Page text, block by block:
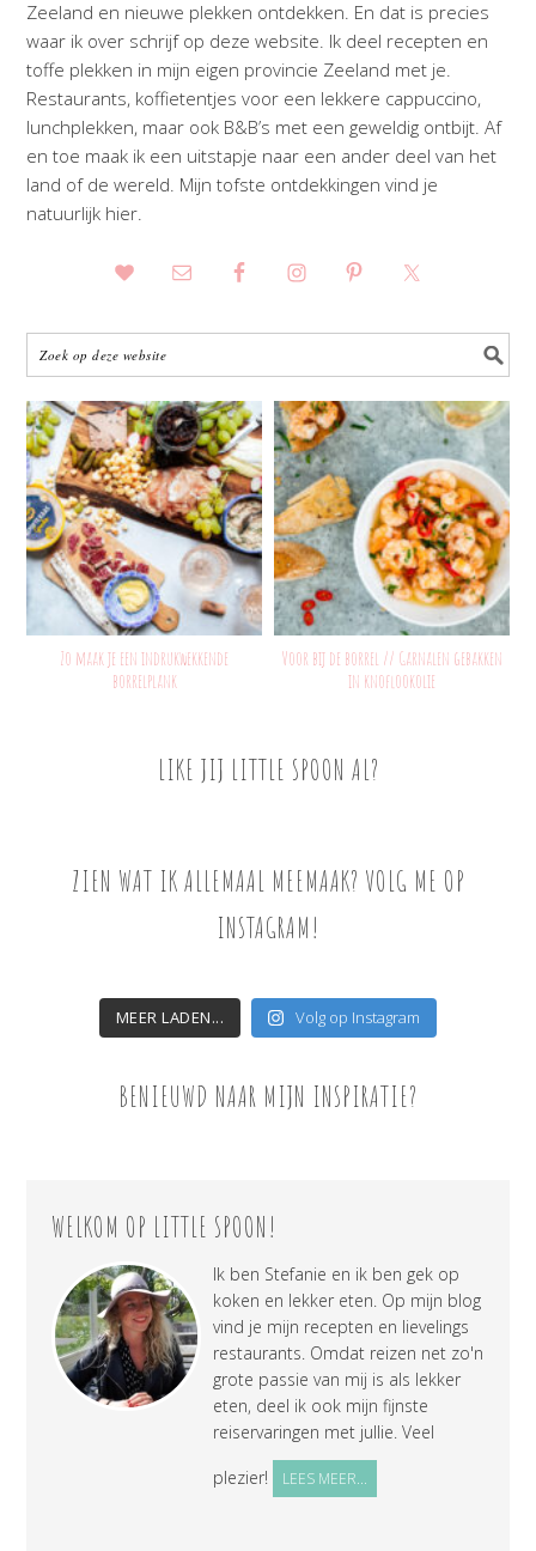
Zeeland en nieuwe plekken ontdekken. En dat is precies
waar ik over schrijf op deze website. Ik deel recepten en
toffe plekken in mijn eigen provincie Zeeland met je.
Restaurants, koffietentjes voor een lekkere cappuccino,
lunchplekken, maar ook B&B’s met een geweldig ontbijt. Af
en toe maak ik een uitstapje naar een ander deel van het
land of de wereld. Mijn tofste ontdekkingen vind je
natuurlijk hier.
Zo maak je een indrukwekkende
borrelplank
Voor bij de borrel // Garnalen gebakken
in knoflookolie
LIKE JIJ LITTLE SPOON AL?
ZIEN WAT IK ALLEMAAL MEEMAAK? VOLG ME OP
INSTAGRAM!
MEER LADEN... Volg op Instagram
BENIEUWD NAAR MIJN INSPIRATIE?
WELKOM OP LITTLE SPOON!
Ik ben Stefanie en ik ben gek op
koken en lekker eten. Op mijn blog
vind je mijn recepten en lievelings
restaurants. Omdat reizen net zo'n
grote passie van mij is als lekker
eten, deel ik ook mijn fijnste
reiservaringen met jullie. Veel
plezier!
LEES MEER...